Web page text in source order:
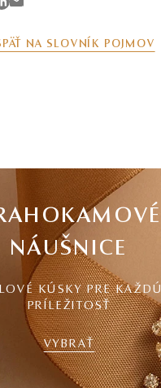
NA SLOVNÍK POJMOV
NÁUŠNICE
KÚSKY PRE KAŽDÚ
PRÍLEŽITOSŤ
VYBRAŤ